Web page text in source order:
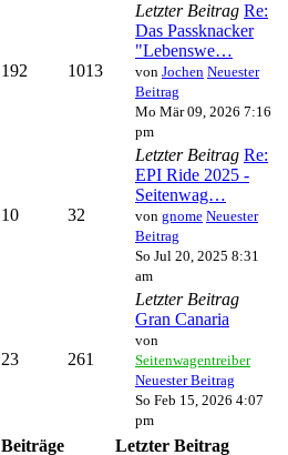
192 1013
Letzter Beitrag Re:
Das Passknacker
"Lebenswe…
von Jochen Neuester
Beitrag
Mo Mär 09, 2026 7:16
pm
10 32
Letzter Beitrag Re:
EPI Ride 2025 -
Seitenwag…
von gnome Neuester
Beitrag
So Jul 20, 2025 8:31
am
23 261
Letzter Beitrag
Gran Canaria
von
Seitenwagentreiber
Neuester Beitrag
So Feb 15, 2026 4:07
pm
Beiträge Letzter Beitrag